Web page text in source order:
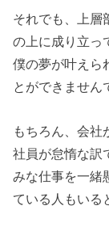
それでも、上層
の上に成り立っ
僕の夢が叶えら
とができません
もちろん、会社
社員が怠惰な訳
みな仕事を一緒
ている人もいる